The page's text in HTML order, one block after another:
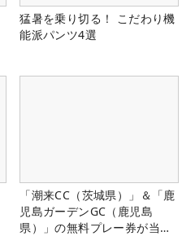
猛暑を乗り切る！ こだわり機
能派パンツ4選
「潮来CC（茨城県）」＆「鹿
児島ガーデンGC（鹿児島
県）」の無料プレー券が当た